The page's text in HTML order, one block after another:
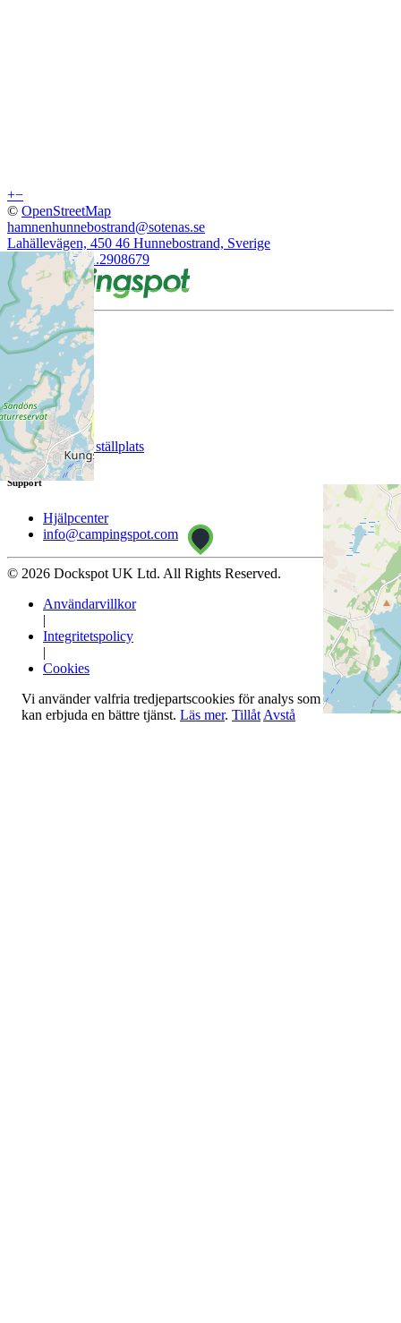
+−
© OpenStreetMap
hamnenhunnebostrand@sotenas.se
Lahällevägen, 450 46 Hunnebostrand, Sverige
58.4364377, 11.2908679
Företag
Om oss
Kunder
Lista din ställplats
Support
Hjälpcenter
info@campingspot.com
© 2026 Dockspot UK Ltd. All Rights Reserved.
Användarvillkor
|
Integritetspolicy
|
Cookies
Vi använder valfria tredjepartscookies för analys som gör att vi
kan erbjuda en bättre tjänst. Läs mer. Tillåt Avstå